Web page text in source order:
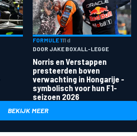
FORMULE 111 d
DOOR JAKE BOXALL-LEGGE
Norris en Verstappen
presteerden boven
verwachting in Hongarije -
symbolisch voor hun F1-
seizoen 2026
BEKIJK MEER